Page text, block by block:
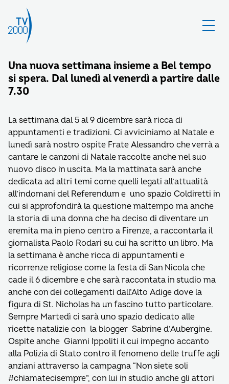
Una nuova settimana insieme a Bel tempo
si spera. Dal lunedì al venerdì a partire dalle
7.30
La settimana dal 5 al 9 dicembre sarà ricca di
appuntamenti e tradizioni. Ci avviciniamo al Natale e
lunedì sarà nostro ospite Frate Alessandro che verrà a
cantare le canzoni di Natale raccolte anche nel suo
nuovo disco in uscita. Ma la mattinata sarà anche
dedicata ad altri temi come quelli legati all’attualità
all’indomani del Referendum e uno spazio Coldiretti in
cui si approfondirà la questione maltempo ma anche
la storia di una donna che ha deciso di diventare un
eremita ma in pieno centro a Firenze, a raccontarla il
giornalista Paolo Rodari su cui ha scritto un libro. Ma
la settimana è anche ricca di appuntamenti e
ricorrenze religiose come la festa di San Nicola che
cade il 6 dicembre e che sarà raccontata in studio ma
anche con dei collegamenti dall’Alto Adige dove la
figura di St. Nicholas ha un fascino tutto particolare.
Sempre Martedì ci sarà uno spazio dedicato alle
ricette natalizie con la blogger Sabrine d’Aubergine.
Ospite anche Gianni Ippoliti il cui impegno accanto
alla Polizia di Stato contro il fenomeno delle truffe agli
anziani attraverso la campagna “Non siete soli
#chiamatecisempre”, con lui in studio anche gli attori